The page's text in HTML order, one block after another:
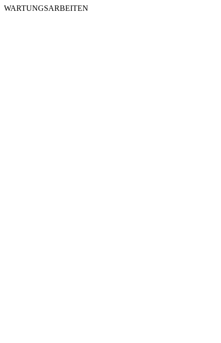
WARTUNGSARBEITEN